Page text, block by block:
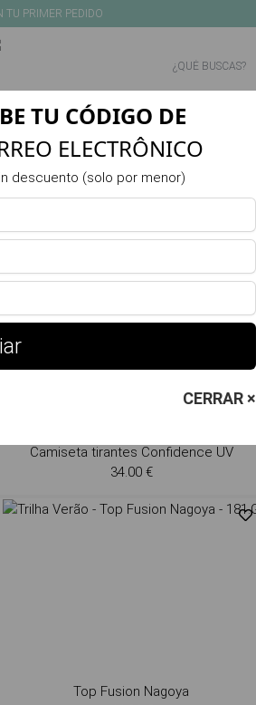
TU PRIMER PEDIDO
ACTIVIDAD REBAJAS
o agotado
Camiseta tirantes Confidence UV
34.00 €
Top Fusion Nagoya
TU CÓDIGO DE
ELECTRÔNICO
descuento (solo por menor)
CERRAR ×